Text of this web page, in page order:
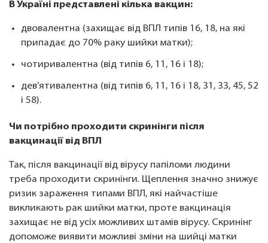
В Україні представлені кілька вакцин:
двовалентна (захищає від ВПЛ типів 16, 18, на які
припадає до 70% раку шийки матки);
чотиривалентна (від типів 6, 11, 16 і 18);
дев’ятивалентна (від типів 6, 11, 16 і 18, 31, 33, 45, 52
і 58).
Чи потрібно проходити скринінги після
вакцинації від ВПЛ
Так, після вакцинації від вірусу папіломи людини
треба проходити скринінги. Щеплення значно знижує
ризик зараження типами ВПЛ, які найчастіше
викликають рак шийки матки, проте вакцинація
захищає не від усіх можливих штамів вірусу. Скринінг
допоможе виявити можливі зміни на шийці матки